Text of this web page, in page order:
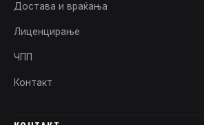
Достава и враќања
Лиценцирање
ЧПП
Контакт